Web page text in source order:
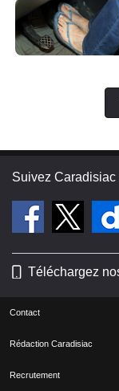
Suivez Caradisiac
Téléchargez
Contact
Rédaction Caradisiac
Recrutement